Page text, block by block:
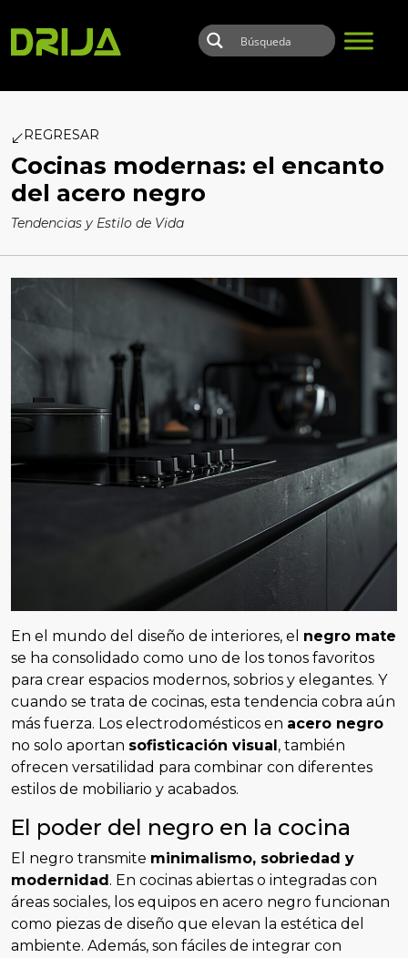
REGRESAR
Cocinas modernas: el encanto
del acero negro
Tendencias y Estilo de Vida
En el mundo del diseño de interiores, el negro mate
se ha consolidado como uno de los tonos favoritos
para crear espacios modernos, sobrios y elegantes. Y
cuando se trata de cocinas, esta tendencia cobra aún
más fuerza. Los electrodomésticos en acero negro
no solo aportan sofisticación visual , también
ofrecen versatilidad para combinar con diferentes
estilos de mobiliario y acabados.
El poder del negro en la cocina
El negro transmite minimalismo, sobriedad y
modernidad . En cocinas abiertas o integradas con
áreas sociales, los equipos en acero negro funcionan
como piezas de diseño que elevan la estética del
ambiente. Además, son fáciles de integrar con